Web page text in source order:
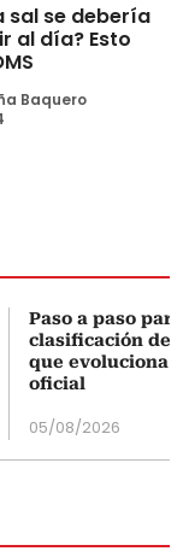
sal se debería
al día? Esto
Baquero
Paso a paso
clasificación del
que evoluciona
oficial
05/08/2026